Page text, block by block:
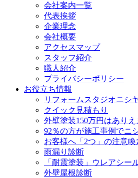
会社案内一覧
代表挨拶
企業理念
会社概要
アクセスマップ
スタッフ紹介
職人紹介
プライバシーポリシー
お役立ち情報
リフォームスタジオニシ
クイック見積もり
外壁塗装150万円はありえ
92％の方が施工事例でニ
お客様へ「2つ」の注意喚
雨漏り診断
「耐震塗装」ウレアシー
外壁屋根診断